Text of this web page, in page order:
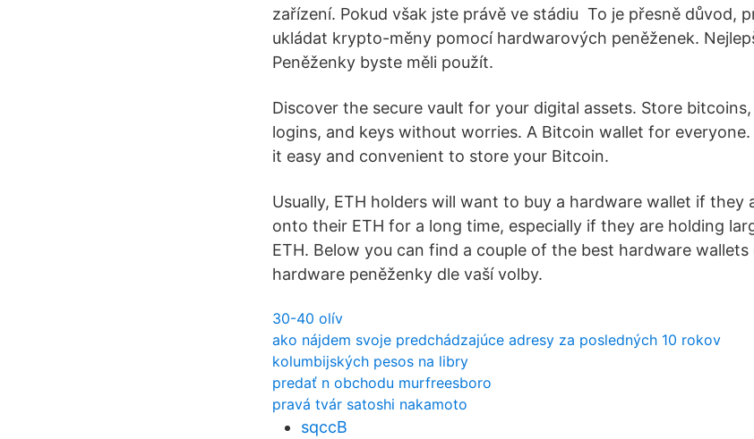
zařízení. Pokud však jste právě ve stádiu To je přesně důvod,
ukládat krypto-měny pomocí hardwarových peněženek.
Peněženky byste měli použít.
Discover the secure vault for your digital assets. Store
logins, and keys without worries. A Bitcoin wallet for everyone.
it easy and convenient to store your Bitcoin.
Usually, ETH holders will want to buy a hardware wallet if they
onto their ETH for a long time, especially if they are holding
ETH. Below you can find a couple of the best hardware
hardware peněženky dle vaší volby.
30-40 olív
ako nájdem svoje predchádzajúce adresy za posledných 10 rokov
kolumbijských pesos na libry
predať n obchodu murfreesboro
pravá tvár satoshi nakamoto
sqccB